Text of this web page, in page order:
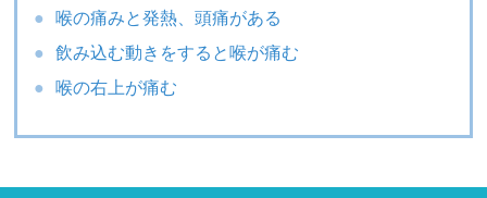
喉の痛みと発熱、頭痛がある
飲み込む動きをすると喉が痛む
喉の右上が痛む